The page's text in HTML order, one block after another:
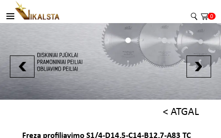
0
< ATGAL
Freza profiliavimo S1/4-D14,5-C14-B12,7-A83 TC